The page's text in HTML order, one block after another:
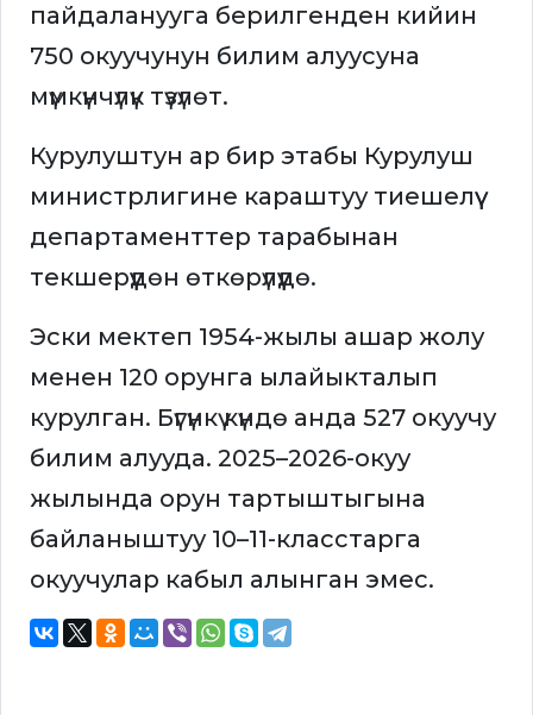
пайдаланууга берилгенден кийин
750 окуучунун билим алуусуна
мүмкүнчүлүк түзүлөт.
Курулуштун ар бир этабы Курулуш
министрлигине караштуу тиешелүү
департаменттер тарабынан
текшерүүдөн өткөрүлүүдө.
Эски мектеп 1954-жылы ашар жолу
менен 120 орунга ылайыкталып
курулган. Бүгүнкү күндө анда 527 окуучу
билим алууда. 2025–2026-окуу
жылында орун тартыштыгына
байланыштуу 10–11-класстарга
окуучулар кабыл алынган эмес.